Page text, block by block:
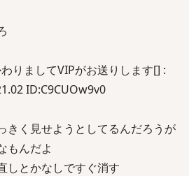
りましてVIPがお送りします[] :
ID:C9CUOw9v0
きく見せようとしてるんだろうが
もんだよ
しとかなしですぐ消す